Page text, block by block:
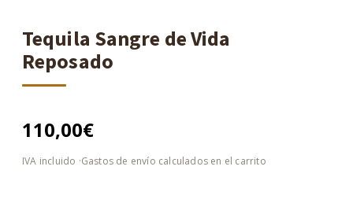
Tequila Sangre de Vida
Reposado
110,00€